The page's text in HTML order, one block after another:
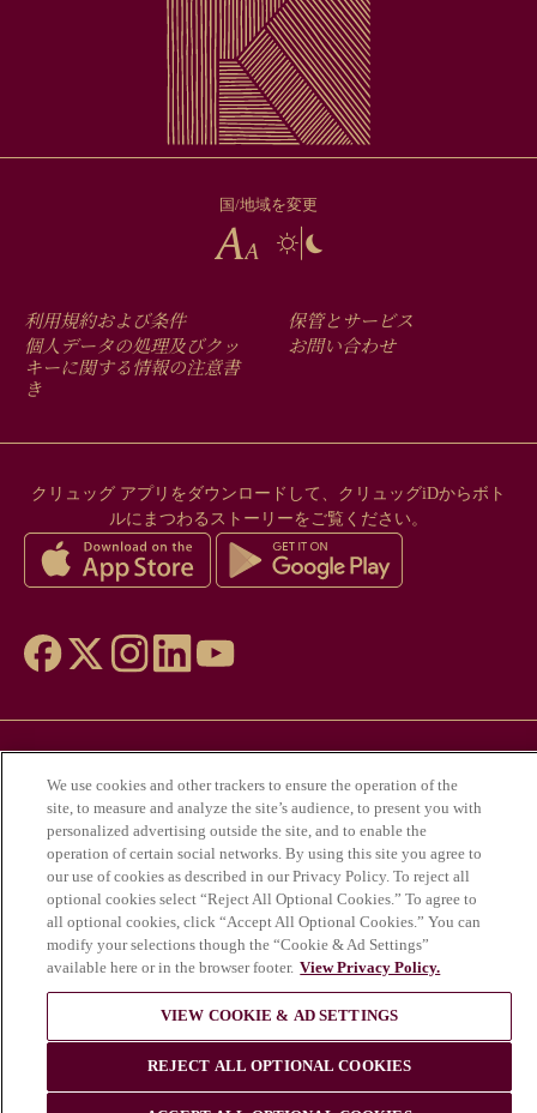
国/地域を変更
FOOTER
MENU
利用規約および条件
個人データの処理及びクッ
キーに関する情報の注意書
き
保管とサービス
お問い合わせ
クリュッグ アプリをダウンロードして、クリュッグiDからボト
ルにまつわるストーリーをご覧ください。
アルコールの乱用は健康にとって危険であ
り、適度な飲酒が必要である。
© Krug 2026
We use cookies and other trackers to ensure the operation of the
site, to measure and analyze the site’s audience, to present you with
personalized advertising outside the site, and to enable the
operation of certain social networks. By using this site you agree to
our use of cookies as described in our Privacy Policy. To reject all
optional cookies select “Reject All Optional Cookies.” To agree to
all optional cookies, click “Accept All Optional Cookies.” You can
modify your selections though the “Cookie & Ad Settings”
available here or in the browser footer. View Privacy Policy.
VIEW COOKIE & AD SETTINGS
REJECT ALL OPTIONAL COOKIES